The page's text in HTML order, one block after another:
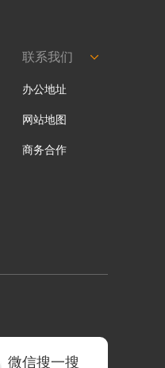
联系我们
办公地址
网站地图
商务合作
微信搜一搜